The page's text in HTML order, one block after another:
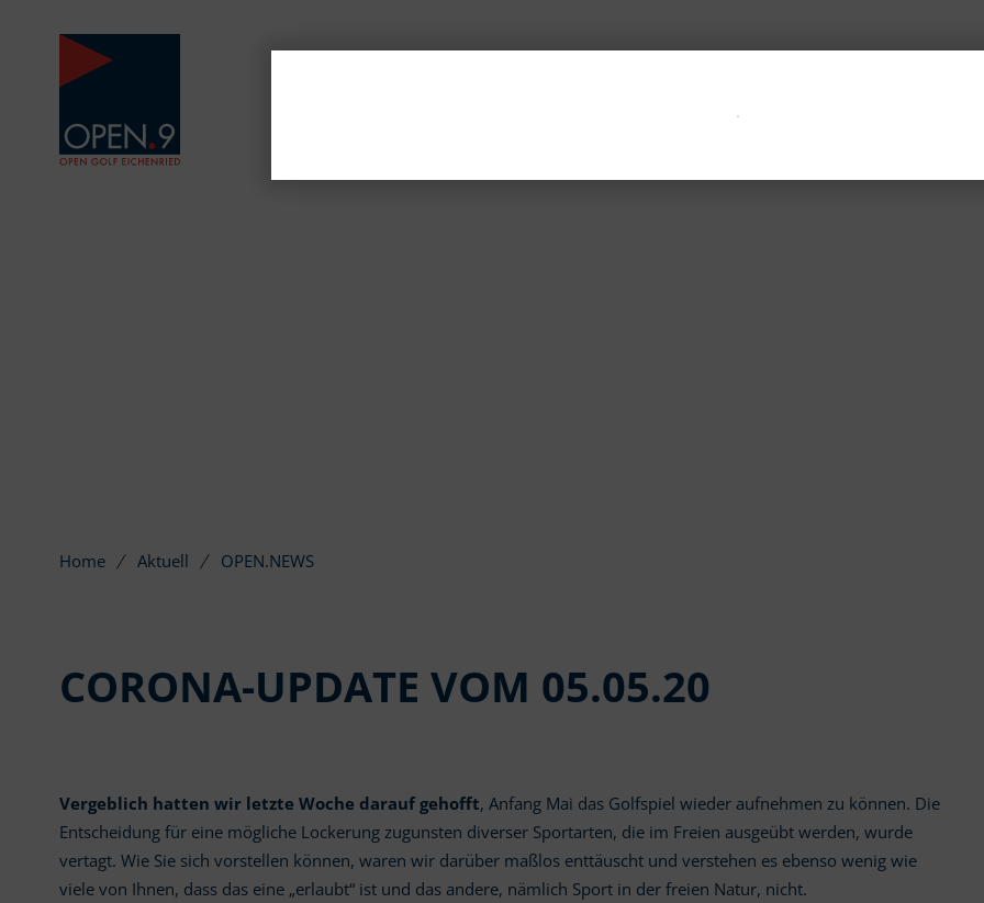
Home Aktuell OPEN.NEWS
CORONA-UPDATE VOM 05.05.20
Vergeblich hatten wir letzte Woche darauf gehofft, Anfang Mai das Golfspiel wieder aufnehmen zu können. Die
Entscheidung für eine mögliche Lockerung zugunsten diverser Sportarten, die im Freien ausgeübt werden, wurde
vertagt. Wie Sie sich vorstellen können, waren wir darüber maßlos enttäuscht und verstehen es ebenso wenig wie
viele von Ihnen, dass das eine „erlaubt“ ist und das andere, nämlich Sport in der freien Natur, nicht.